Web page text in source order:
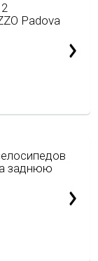
Padova
заднюю